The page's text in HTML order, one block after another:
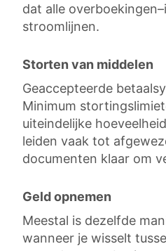
dat alle
stroomlijnen.
Storten van middelen
Geaccepteerde
Minimum
uiteindelijke
leiden vaak tot
documenten klaar om
Geld opnemen
Meestal is dezelfde
wanneer je wisselt